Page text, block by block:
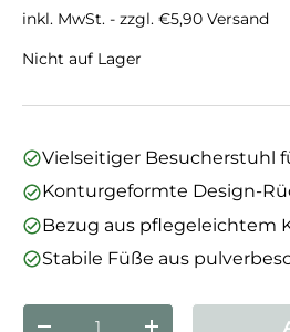
inkl. MwSt. - zzgl. €5,90 Versand
Nicht auf Lager
Vielseitiger Besucherstuhl
Konturgeformte Design-
Bezug aus pflegeleichtem
Stabile Füße aus
Anzahl